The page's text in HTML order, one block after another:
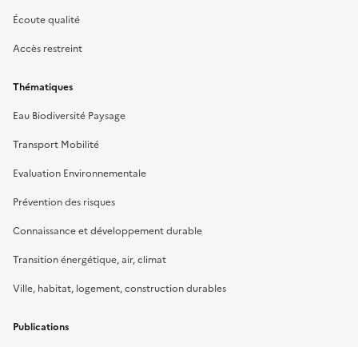
Écoute qualité
Accès restreint
Thématiques
Eau Biodiversité Paysage
Transport Mobilité
Evaluation Environnementale
Prévention des risques
Connaissance et développement durable
Transition énergétique, air, climat
Ville, habitat, logement, construction durables
Publications